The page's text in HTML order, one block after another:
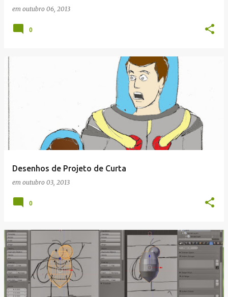
em outubro 06, 2013
0
Desenhos de Projeto de Curta
em outubro 03, 2013
0